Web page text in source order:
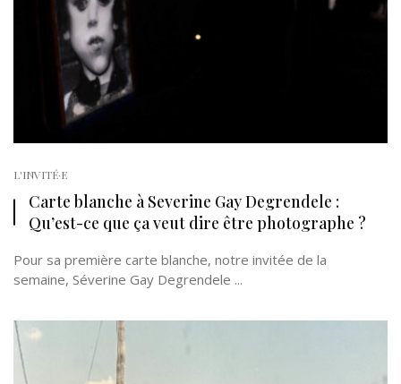
L'INVITÉ·E
Carte blanche à Severine Gay Degrendele :
Qu’est-ce que ça veut dire être photographe ?
Pour sa première carte blanche, notre invitée de la
semaine, Séverine Gay Degrendele ...